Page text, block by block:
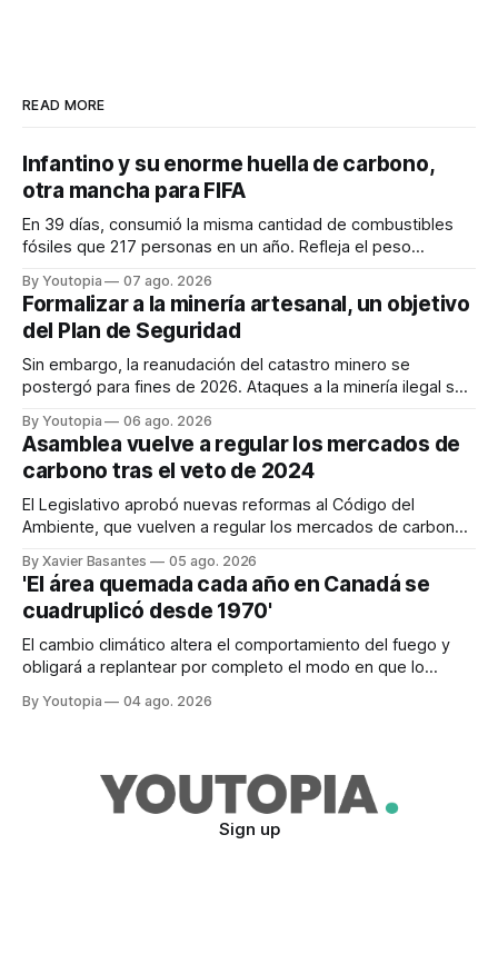
READ MORE
Infantino y su enorme huella de carbono,
otra mancha para FIFA
En 39 días, consumió la misma cantidad de combustibles
fósiles que 217 personas en un año. Refleja el peso
By Youtopia 07 ago. 2026
Formalizar a la minería artesanal, un objetivo
del Plan de Seguridad
Sin embargo, la reanudación del catastro minero se
postergó para fines de 2026. Ataques a la minería ilegal se
By Youtopia 06 ago. 2026
Asamblea vuelve a regular los mercados de
carbono tras el veto de 2024
El Legislativo aprobó nuevas reformas al Código del
Ambiente, que vuelven a regular los mercados de carbono,
By Xavier Basantes 05 ago. 2026
'El área quemada cada año en Canadá se
cuadruplicó desde 1970'
El cambio climático altera el comportamiento del fuego y
obligará a replantear por completo el modo en que lo
By Youtopia 04 ago. 2026
Sign up